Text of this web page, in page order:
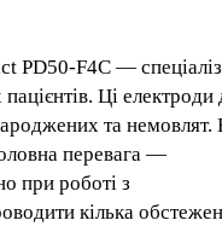
PD50-F4C —
Ці електроди
та немовлят.
перевага —
при роботі з
кілька